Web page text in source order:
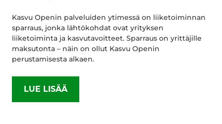
Kasvu Openin palveluiden ytimessä on liiketoiminnan
sparraus, jonka lähtökohdat ovat yrityksen
liiketoiminta ja kasvutavoitteet. Sparraus on yrittäjille
maksutonta – näin on ollut Kasvu Openin
perustamisesta alkaen.
LUE LISÄÄ